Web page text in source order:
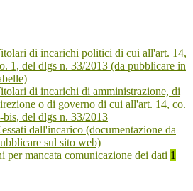
di incarichi politici di cui all'art. 14,
1, del dlgs n. 33/2013 (da pubblicare in
di incarichi di amministrazione, di
o di governo di cui all'art. 14, co.
bis, del dlgs n. 33/2013
dall'incarico (documentazione da
sul sito web)
per mancata comunicazione dei dati 1